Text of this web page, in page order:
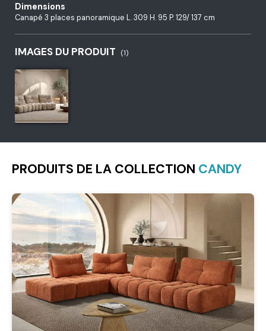
Dimensions
Canapé 3 places panoramique L. 309 H. 95 P. 129/ 137 cm
IMAGES DU PRODUIT (1)
PRODUITS DE LA COLLECTION CANDY